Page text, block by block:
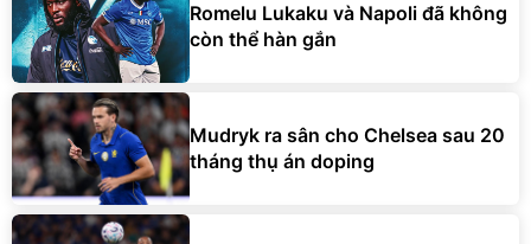
Romelu Lukaku và Napoli đã không
còn thể hàn gắn
Mudryk ra sân cho Chelsea sau 20
tháng thụ án doping